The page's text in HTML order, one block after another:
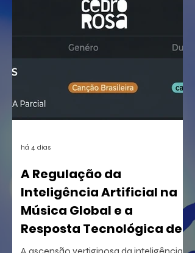
A Regulação da
Inteligência Artificial na
Música Global e a
Resposta Tecnológica de
Certificação
há 4 dias